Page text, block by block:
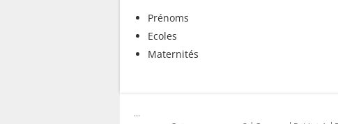
Prénoms
Ecoles
Maternités
...